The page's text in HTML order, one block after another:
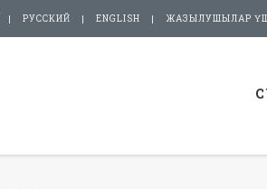
РУССКИЙ ENGLISH ЖАЗЫЛУШЫЛАР